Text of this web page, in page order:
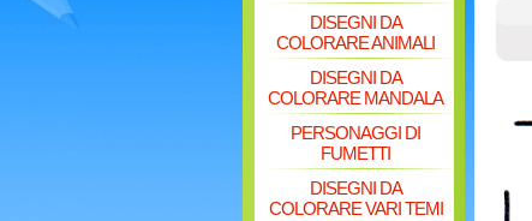
DISEGNI DA
COLORARE ANIMALI
DISEGNI DA
COLORARE MANDALA
PERSONAGGI DI
FUMETTI
DISEGNI DA
COLORARE VARI TEMI